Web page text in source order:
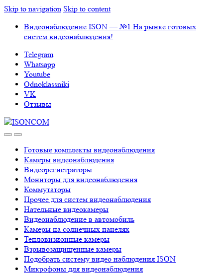
Skip to navigation Skip to content
Видеонаблюдение ISON — №1 На рынке готовых
систем видеонаблюдения!
Telegram
Whatsapp
Youtube
Odnoklassniki
VK
Отзывы
Готовые комплекты видеонаблюдения
Камеры видеонаблюдения
Видеорегистраторы
Мониторы для видеонаблюдения
Коммутаторы
Прочее для систем видеонаблюдения
Нательные видеокамеры
Видеонаблюдение в автомобиль
Камеры на солнечных панелях
Тепловизионные камеры
Взрывозащищенные камеры
Подобрать систему видео наблюдения ISON
Микрофоны для видеонаблюдения